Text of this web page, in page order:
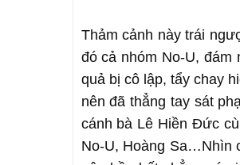
Thảm cảnh này trái
đó cả nhóm No-U, đám
quả bị cô lập, tẩy chay
nên đã thẳng tay sát
cánh bà Lê Hiền Đức
No-U, Hoàng Sa…Nhìn